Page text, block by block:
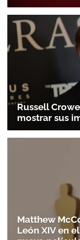
Russell
mostrar sus
Matthew
León XIV en